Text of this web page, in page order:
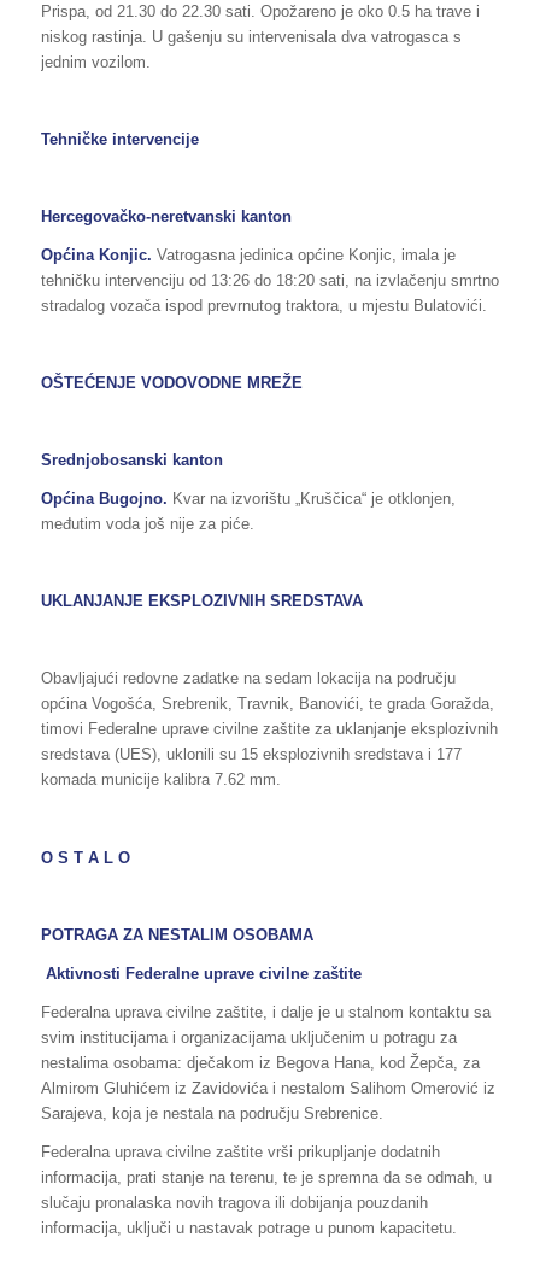
Prispa, od 21.30 do 22.30 sati. Opožareno je oko 0.5 ha trave i
niskog rastinja. U gašenju su intervenisala dva vatrogasca s
jednim vozilom.
Tehničke intervencije
Hercegovačko-neretvanski kanton
Općina Konjic. Vatrogasna jedinica općine Konjic, imala je
tehničku intervenciju od 13:26 do 18:20 sati, na izvlačenju smrtno
stradalog vozača ispod prevrnutog traktora, u mjestu Bulatovići.
OŠTEĆENJE VODOVODNE MREŽE
Srednjobosanski kanton
Općina Bugojno. Kvar na izvorištu „Kruščica“ je otklonjen,
međutim voda još nije za piće.
UKLANJANJE EKSPLOZIVNIH SREDSTAVA
Obavljajući redovne zadatke na sedam lokacija na području
općina Vogošća, Srebrenik, Travnik, Banovići, te grada Goražda,
timovi Federalne uprave civilne zaštite za uklanjanje eksplozivnih
sredstava (UES), uklonili su 15 eksplozivnih sredstava i 177
komada municije kalibra 7.62 mm.
O S T A L O
POTRAGA ZA NESTALIM OSOBAMA
Aktivnosti Federalne uprave civilne zaštite
Federalna uprava civilne zaštite, i dalje je u stalnom kontaktu sa
svim institucijama i organizacijama uključenim u potragu za
nestalima osobama: dječakom iz Begova Hana, kod Žepča, za
Almirom Gluhićem iz Zavidovića i nestalom Salihom Omerović iz
Sarajeva, koja je nestala na području Srebrenice.
Federalna uprava civilne zaštite vrši prikupljanje dodatnih
informacija, prati stanje na terenu, te je spremna da se odmah, u
slučaju pronalaska novih tragova ili dobijanja pouzdanih
informacija, uključi u nastavak potrage u punom kapacitetu.